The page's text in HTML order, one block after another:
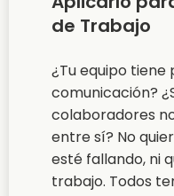
de Trabajo
¿Tu equipo
comunicación?
colaboradores
entre sí? No
esté fallando, ni
trabajo. Todos